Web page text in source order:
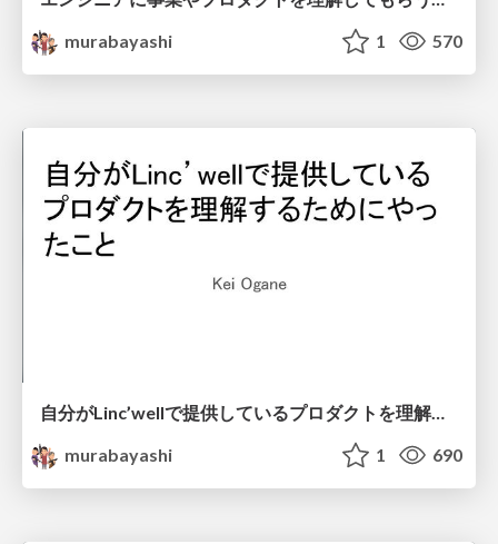
murabayashi
1 570
自分がLinc’wellで提供しているプロダクトを理解するためにやったこと
murabayashi
1 690